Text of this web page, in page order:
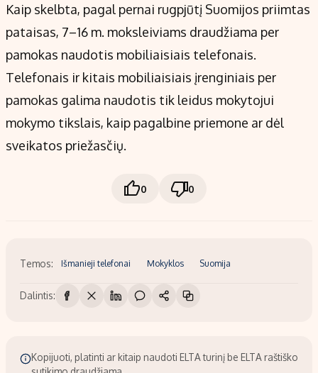
Kaip skelbta, pagal pernai rugpjūtį Suomijos priimtas
pataisas, 7–16 m. moksleiviams draudžiama per
pamokas naudotis mobiliaisiais telefonais.
Telefonais ir kitais mobiliaisiais įrenginiais per
pamokas galima naudotis tik leidus mokytojui
mokymo tikslais, kaip pagalbine priemone ar dėl
sveikatos priežasčių.
0 0
Temos: Išmanieji telefonai Mokyklos Suomija
Dalintis:
Kopijuoti, platinti ar kitaip naudoti ELTA turinį be ELTA raštiško